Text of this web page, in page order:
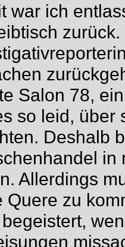
war ich
Salon 78,
so leid, über
Deshalb
in
Allerdings
Quere zu